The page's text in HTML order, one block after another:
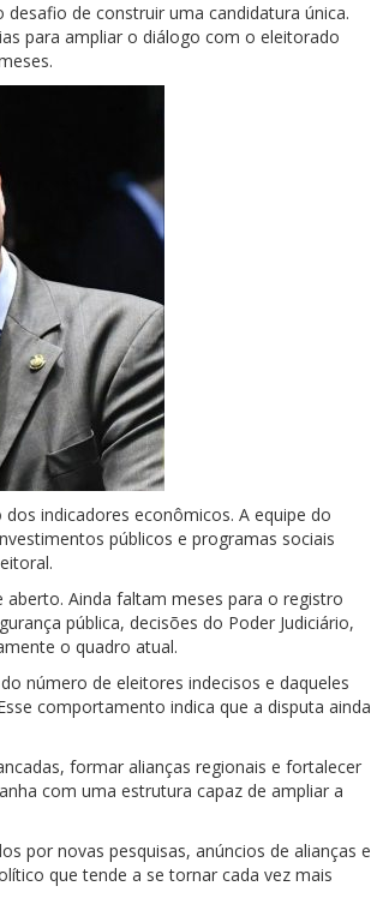
de construir uma candidatura única.
para ampliar o diálogo com o eleitorado
indicadores econômicos. A equipe do
públicos e programas sociais
Ainda faltam meses para o registro
pública, decisões do Poder Judiciário,
o quadro atual.
número de eleitores indecisos e daqueles
comportamento indica que a disputa ainda
formar alianças regionais e fortalecer
com uma estrutura capaz de ampliar a
por novas pesquisas, anúncios de alianças e
que tende a se tornar cada vez mais